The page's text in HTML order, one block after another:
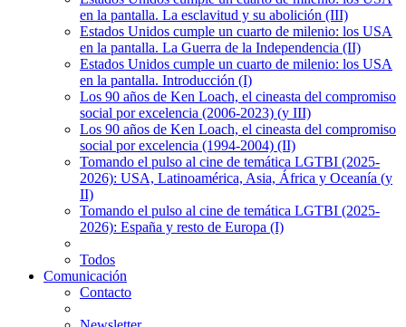
en la pantalla. La esclavitud y su abolición (III)
Estados Unidos cumple un cuarto de milenio: los USA
en la pantalla. La Guerra de la Independencia (II)
Estados Unidos cumple un cuarto de milenio: los USA
en la pantalla. Introducción (I)
Los 90 años de Ken Loach, el cineasta del compromiso
social por excelencia (2006-2023) (y III)
Los 90 años de Ken Loach, el cineasta del compromiso
social por excelencia (1994-2004) (II)
Tomando el pulso al cine de temática LGTBI (2025-
2026): USA, Latinoamérica, Asia, África y Oceanía (y
II)
Tomando el pulso al cine de temática LGTBI (2025-
2026): España y resto de Europa (I)
Todos
Comunicación
Contacto